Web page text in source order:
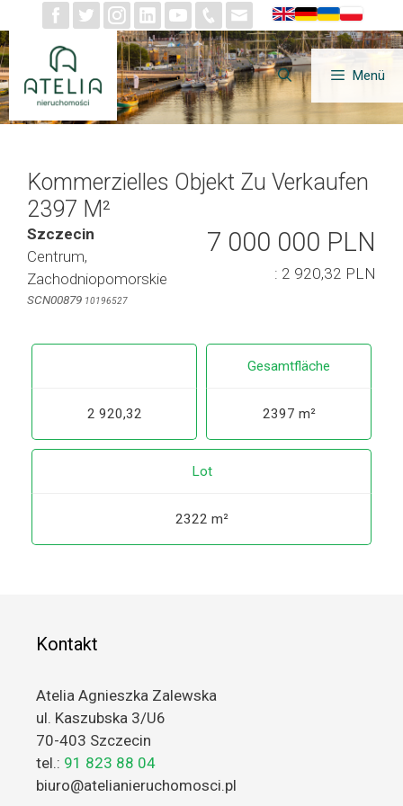
Inhalt
springen
Menü
Kommerzielles Objekt Zu Verkaufen
2397 M²
Szczecin
Centrum,
Zachodniopomorskie
SCN00879 10196527
7 000 000 PLN
: 2 920,32 PLN
2 920,32
Gesamtfläche
2397 m²
Lot
2322 m²
Kontakt
Atelia Agnieszka Zalewska
ul. Kaszubska 3/U6
70-403 Szczecin
tel.: 91 823 88 04
biuro@atelianieruchomosci.pl